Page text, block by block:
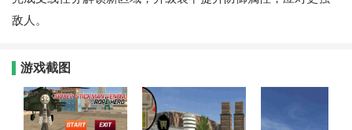
敌人。
游戏截图